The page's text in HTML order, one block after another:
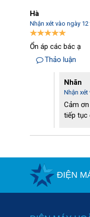
Hà
Nhận xét vào ngày
Ổn áp các bác ạ
Thảo luận
Nhãn
Nhận xét
Cảm
tiếp tục
ĐIỆN